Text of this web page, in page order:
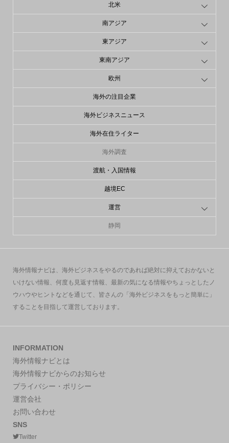
北米
南アジア
東アジア
東南アジア
欧州
海外の注目企業
海外ビジネスニュース
海外在住ライター
海外調査
渡航・入国情報
越境EC
運営
静岡
海外情報ナビは、海外ビジネスをやるのであれば絶対に抑えておかないと
いけない情報、何度も見返す情報、最新の気になる情報やちょっとしたノ
ウハウやヒントなどを通じて、皆さんの「海外ビジネスをもっと簡単に」
することを目指して運営しております。
INFORMATION
海外情報ナビとは
海外情報ナビからのお知らせ
プライバシー・ポリシー
運営会社
お問い合わせ
SNS
Twitter